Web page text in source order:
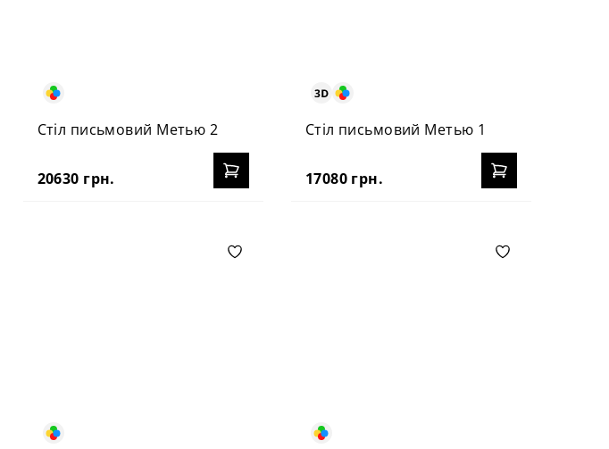
Стіл письмовий Метью 2
20630 грн.
Стіл письмовий Метью 1
17080 грн.